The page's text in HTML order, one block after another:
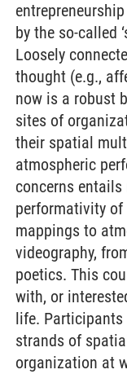
by the so-called
Loosely
thought (e.g.,
now is a robust
sites of
their spatial
atmospheric
concerns
performativity
mappings to
videography,
poetics. This
with, or
life. Participants
strands of
organization at